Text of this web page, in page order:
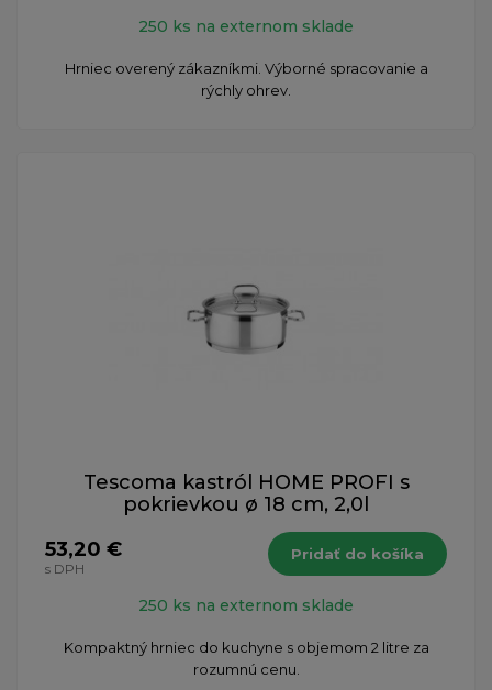
250 ks na externom sklade
Hrniec overený zákazníkmi. Výborné spracovanie a
rýchly ohrev.
Tescoma kastról HOME PROFI s
pokrievkou ø 18 cm, 2,0l
53,20 €
s DPH
Pridať do košíka
250 ks na externom sklade
Kompaktný hrniec do kuchyne s objemom 2 litre za
rozumnú cenu.